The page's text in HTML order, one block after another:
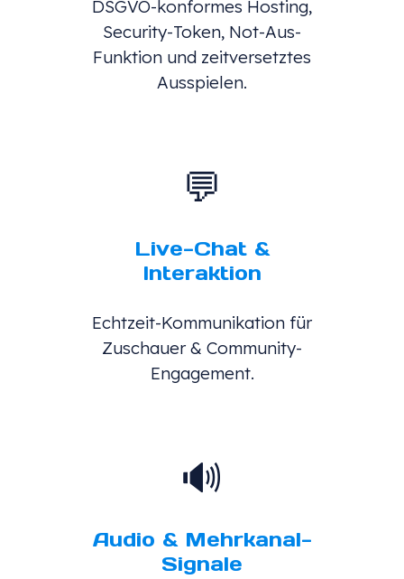
DSGVO-konformes Hosting,
Security-Token, Not-Aus-
Funktion und zeitversetztes
Ausspielen.
💬
Live-Chat &
Interaktion
Echtzeit-Kommunikation für
Zuschauer & Community-
Engagement.
🔊
Audio & Mehrkanal-
Signale